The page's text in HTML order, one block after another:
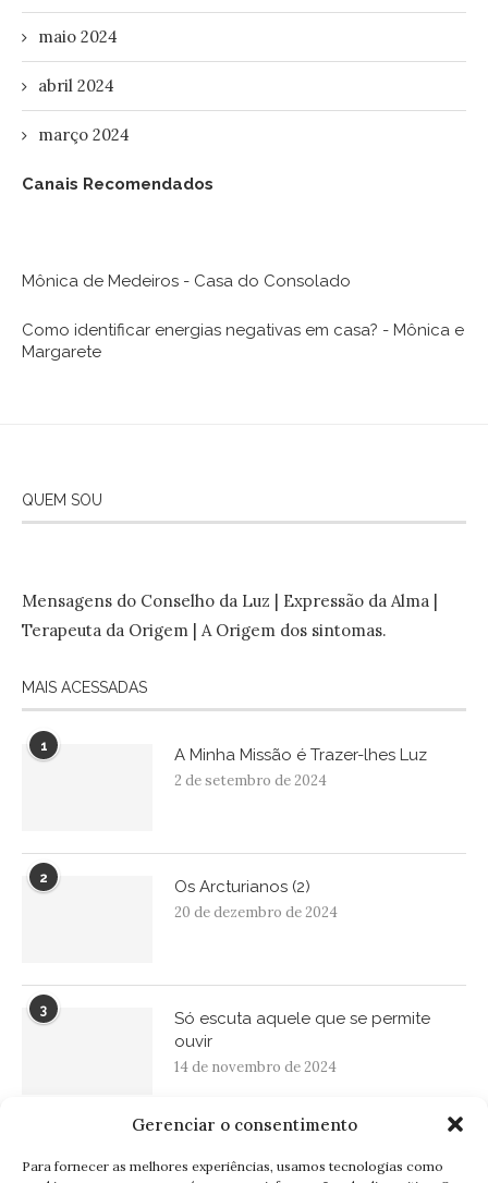
Gerenciar o consentimento
Para fornecer as melhores experiências, usamos tecnologias como
maio 2024
abril 2024
março 2024
Canais Recomendados
Mônica de Medeiros - Casa do Consolado
Como identificar energias negativas em casa? - Mônica e
Margarete
QUEM SOU
Mensagens do Conselho da Luz | Expressão da Alma |
Terapeuta da Origem | A Origem dos sintomas.
MAIS ACESSADAS
1 A Minha Missão é Trazer-lhes Luz
2 de setembro de 2024
2 Os Arcturianos (2)
20 de dezembro de 2024
3
Só escuta aquele que se permite
ouvir
14 de novembro de 2024